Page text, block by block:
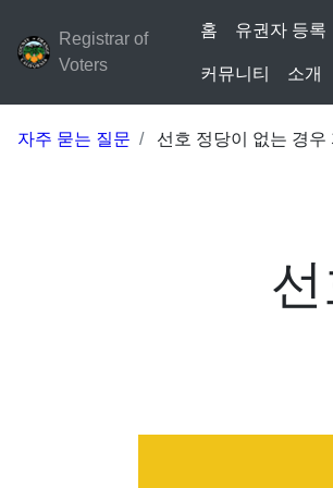
Registrar of
Voters
홈 유권자 등록
커뮤니티 소개
자주 묻는 질문 선호 정당이 없는 경우